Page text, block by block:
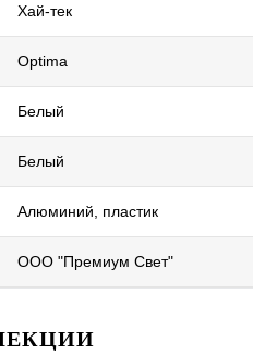
Хай-тек
Optima
Белый
Белый
Алюминий, пластик
ООО "Премиум Свет"